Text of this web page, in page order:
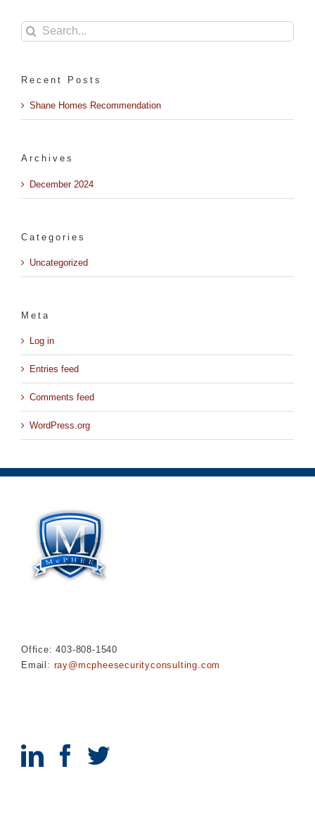
Search
for:
Recent Posts
Shane Homes Recommendation
Archives
December 2024
Categories
Uncategorized
Meta
Log in
Entries feed
Comments feed
WordPress.org
Office: 403-808-1540
Email: ray@mcpheesecurityconsulting.com